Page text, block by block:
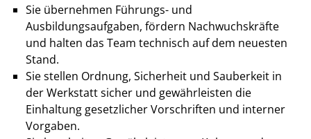
Sie übernehmen Führungs- und
Ausbildungsaufgaben, fördern Nachwuchskräfte
und halten das Team technisch auf dem neuesten
Stand.
Sie stellen Ordnung, Sicherheit und Sauberkeit in
der Werkstatt sicher und gewährleisten die
Einhaltung gesetzlicher Vorschriften und interner
Vorgaben.